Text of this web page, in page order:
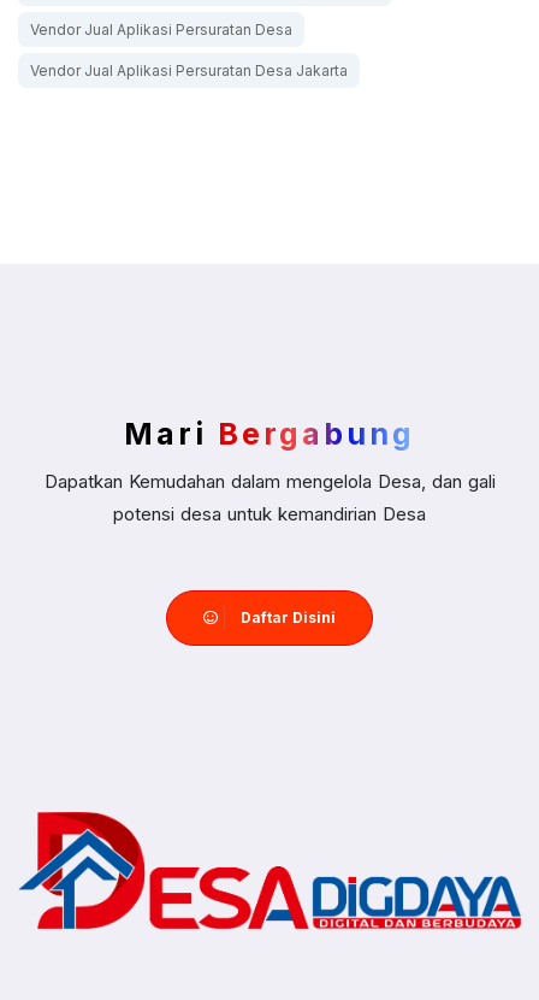
Vendor Jual Aplikasi Persuratan Desa
Vendor Jual Aplikasi Persuratan Desa Jakarta
Mari Bergabung
Dapatkan Kemudahan dalam mengelola Desa, dan gali
potensi desa untuk kemandirian Desa
Daftar Disini